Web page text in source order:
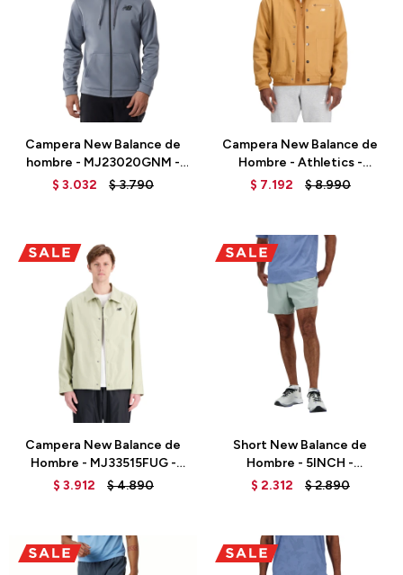
Campera New Balance de
hombre - MJ23020GNM -
GREY
$ 3.032 $3.790
Campera New Balance de
Hombre - Athletics -
MJ33502TOB - TOBACCO
$ 7.192 $8.990
Talle
Campera New Balance de
Hombre - MJ33515FUG -
FATIGUEG
$ 3.912 $4.890
Talle
Short New Balance de
Hombre - 5INCH -
MS21268JIR - GREEN
$ 2.312 $2.890